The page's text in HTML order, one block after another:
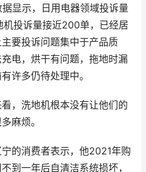
显示，日用电器领域投诉量
机投诉量接近200单，已经居
要投诉问题集中于产品质
电，烘干有问题，拖地时漏
许多仍待处理中。
，洗地机根本没有让他们的
麻烦。
的消费者表示，他2021年购
到一年后自清洁系统损坏，